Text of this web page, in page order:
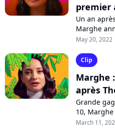
premier
Un an
Marghe
album
May 20, 2022
Clip
Marghe
après
Grande
10,
vie",
March 11,